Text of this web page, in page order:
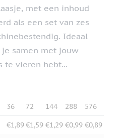
met een inhoud
als een set van zes
Ideaal
samen met jouw
te vieren hebt...
36 72 144 288 576
€1,89€1,59 €1,29 €0,99 €0,89